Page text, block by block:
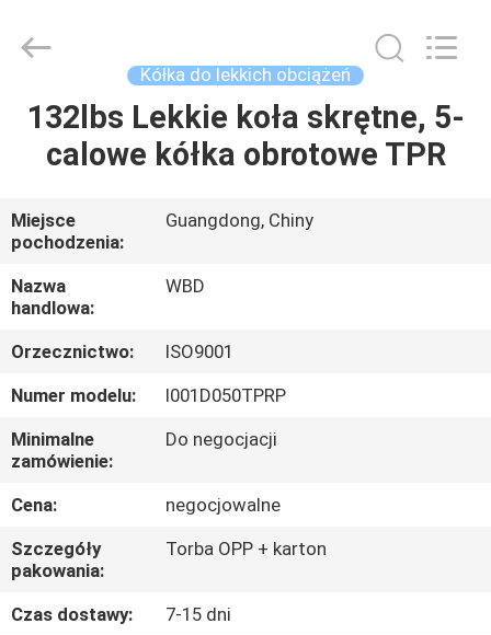
DOM
FILMY
O
NAS
WYCIECZKA
PO
FABRYCE
KONTROLA
JAKOŚCI
Metal
Reserved.
Kółka do lekkich obciążeń
132lbs Lekkie koła skrętne, 5-
calowe kółka obrotowe TPR
Miejsce
pochodzenia:
Guangdong, Chiny
Nazwa
handlowa:
WBD
Orzecznictwo:
ISO9001
Numer modelu:
I001D050TPRP
Minimalne
zamówienie:
Do negocjacji
Cena:
negocjowalne
Szczegóły
pakowania:
Torba OPP + karton
Czas dostawy:
7-15 dni